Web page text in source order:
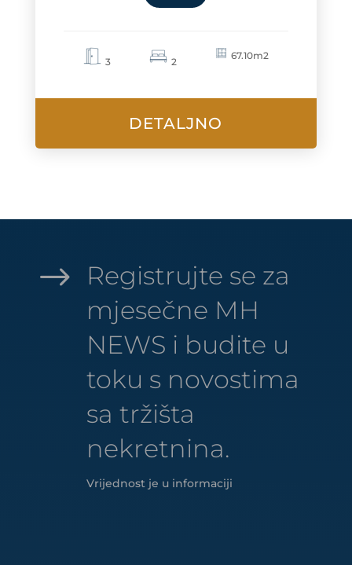
3 2
67.10m2
DETALJNO
$
Registrujte se za
mjesečne MH
NEWS i budite u
toku s novostima
sa tržišta
nekretnina.
Vrijednost je u informaciji